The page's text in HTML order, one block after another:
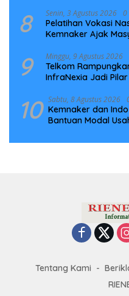
8 Senin, 3 Agustus 2026 0
Pelatihan Vokasi
Kemnaker Ajak
9 Minggu, 9 Agustus 2026
Telkom
InfraNexia Jadi
10 Sabtu, 8 Agustus 2026
Kemnaker dan
Bantuan Modal
Tentang Kami